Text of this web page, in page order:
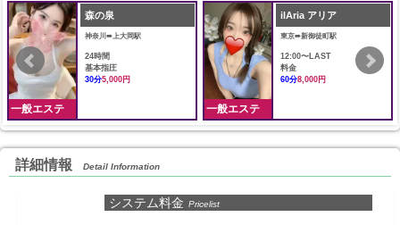
一般エステ
森の泉
神奈川➠上大岡駅
24時間
基本指圧
30分5,000円
一般エステ
ilAria アリア
東京➠新御徒町駅
12:00〜LAST
料金
60分8,000円
詳細情報 Detail Information
システム料金 Pricelist